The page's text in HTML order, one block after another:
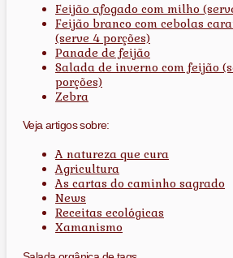
Feijão afogado com milho
Feijão branco com cebolas
(serve 4 porções)
Panade de feijão
Salada de inverno com feijão
porções)
Zebra
Veja artigos sobre:
A natureza que cura
Agricultura
As cartas do caminho sagrado
News
Receitas ecológicas
Xamanismo